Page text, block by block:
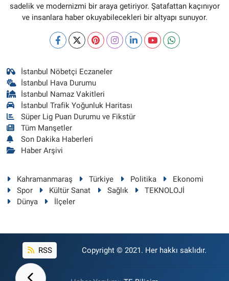
sadelik ve modernizmi bir araya getiriyor. Şatafattan kaçınıyor
ve insanlara haber okuyabilecekleri bir altyapı sunuyor.
İstanbul Nöbetçi Eczaneler
İstanbul Hava Durumu
İstanbul Namaz Vakitleri
İstanbul Trafik Yoğunluk Haritası
Süper Lig Puan Durumu ve Fikstür
Tüm Manşetler
Son Dakika Haberleri
Haber Arşivi
Kahramanmaraş Türkiye Politika
Ekonomi
Spor
Kültür Sanat Sağlık
TEKNOLOJİ
Dünya
İlçeler
RSS Copyright © 2021. Her hakkı saklıdır.